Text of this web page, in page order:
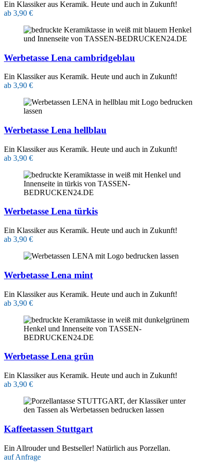
Ein Klassiker aus Keramik. Heute und auch in Zukunft!
ab 3,90 €
Werbetasse Lena cambridgeblau
Ein Klassiker aus Keramik. Heute und auch in Zukunft!
ab 3,90 €
Werbetasse Lena hellblau
Ein Klassiker aus Keramik. Heute und auch in Zukunft!
ab 3,90 €
Werbetasse Lena türkis
Ein Klassiker aus Keramik. Heute und auch in Zukunft!
ab 3,90 €
Werbetasse Lena mint
Ein Klassiker aus Keramik. Heute und auch in Zukunft!
ab 3,90 €
Werbetasse Lena grün
Ein Klassiker aus Keramik. Heute und auch in Zukunft!
ab 3,90 €
Kaffeetassen Stuttgart
Ein Allrouder und Bestseller! Natürlich aus Porzellan.
auf Anfrage